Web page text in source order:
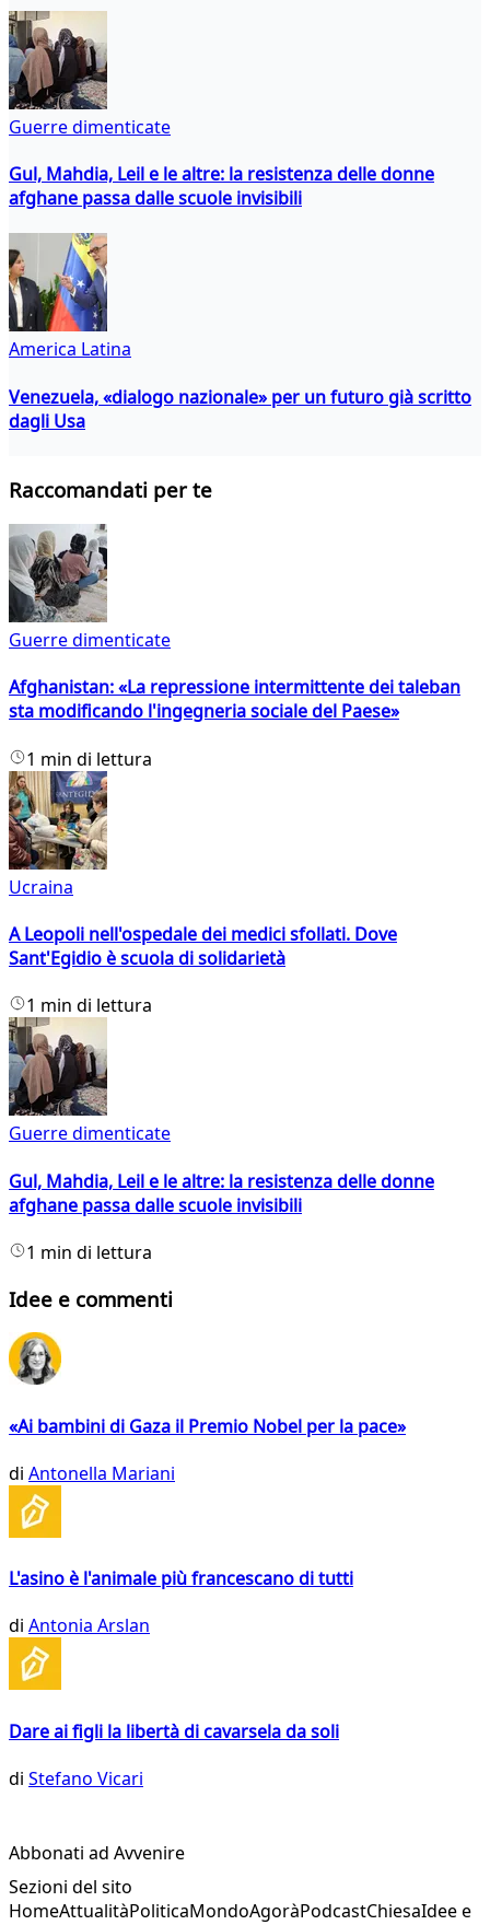
Guerre dimenticate
Gul, Mahdia, Leil e le altre: la resistenza delle donne
afghane passa dalle scuole invisibili
America Latina
Venezuela, «dialogo nazionale» per un futuro già scritto
dagli Usa
Raccomandati per te
Guerre dimenticate
Afghanistan: «La repressione intermittente dei taleban
sta modificando l'ingegneria sociale del Paese»
1 min di lettura
Ucraina
A Leopoli nell'ospedale dei medici sfollati. Dove
Sant'Egidio è scuola di solidarietà
1 min di lettura
Guerre dimenticate
Gul, Mahdia, Leil e le altre: la resistenza delle donne
afghane passa dalle scuole invisibili
1 min di lettura
Idee e commenti
«Ai bambini di Gaza il Premio Nobel per la pace»
di Antonella Mariani
L'asino è l'animale più francescano di tutti
di Antonia Arslan
Dare ai figli la libertà di cavarsela da soli
di Stefano Vicari
Abbonati ad Avvenire
Sezioni del sito
HomeAttualitàPoliticaMondoAgoràPodcastChiesaIdee e